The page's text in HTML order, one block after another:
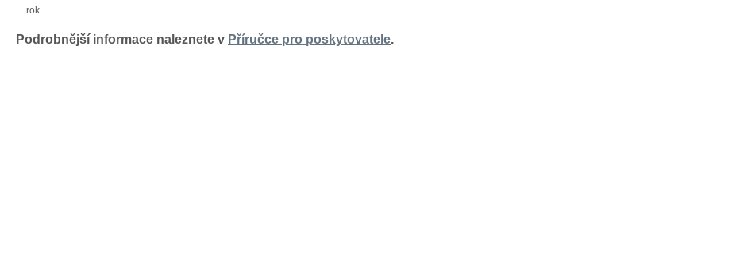
rok.
Podrobnější informace naleznete v Příručce pro poskytovatele.